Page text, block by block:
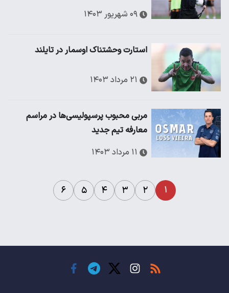
۰۹ شهریور ۱۴۰۳
استارت وحشتناک اوسمار در تایلند
۲۱ مرداد ۱۴۰۳
مربی محبوب پرسپولیسی‌ها در مراسم
معارفه تیم جدید
۱۱ مرداد ۱۴۰۳
۱ ۲ ۳ ۴ ۵ ۶